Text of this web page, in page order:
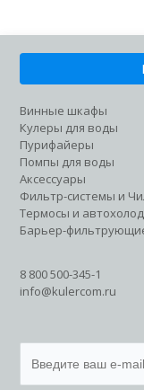
Винные шкафы
Кулеры для воды
Пурифайеры
Помпы для воды
Аксессуары
Фильтр-системы и
Термосы и
Барьер-
8 800 500-345-1
info@kulercom.ru